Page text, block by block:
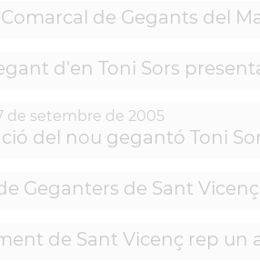
de Gegants del
d'en Toni Sors
de setembre de 2005
del nou gegantó Toni
Geganters de Sant
de Sant Vicenç rep un